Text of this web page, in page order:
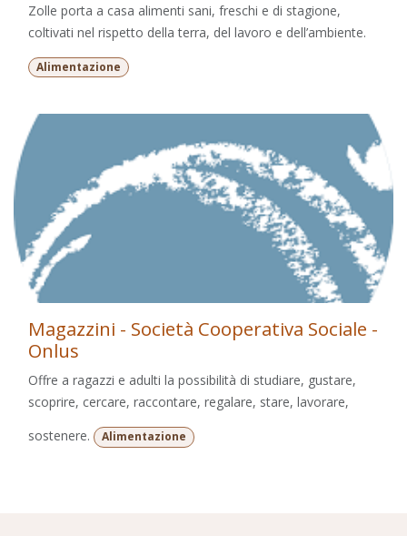
Zolle porta a casa alimenti sani, freschi e di stagione,
coltivati nel rispetto della terra, del lavoro e dell’ambiente.
Alimentazione
Magazzini - Società Cooperativa Sociale -
Onlus
Offre a ragazzi e adulti la possibilità di studiare, gustare,
scoprire, cercare, raccontare, regalare, stare, lavorare,
sostenere.
Alimentazione